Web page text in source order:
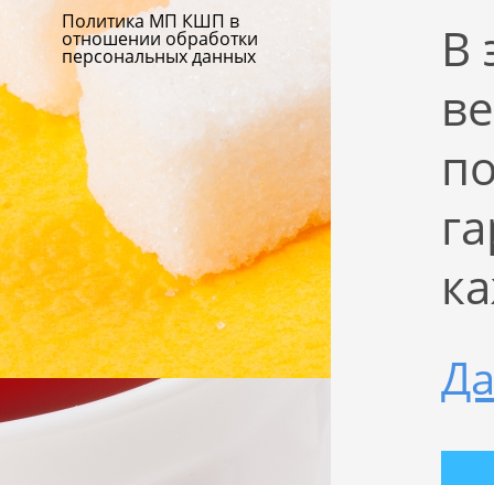
Политика МП КШП в
отношении обработки
персональных данных
В